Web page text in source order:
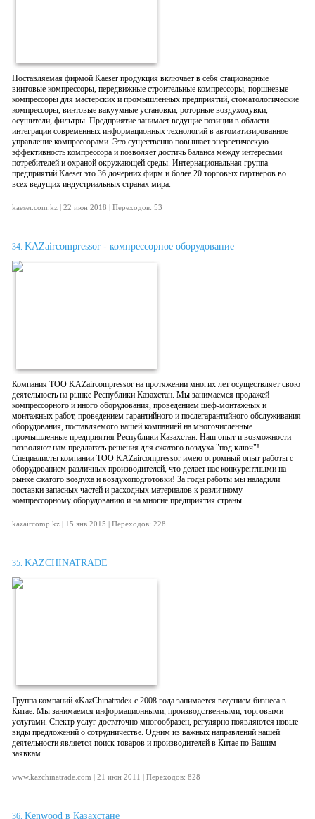
Поставляемая фирмой Kaeser продукция включает в себя стационарные
винтовые компрессоры, передвижные строительные компрессоры, поршневые
компрессоры для мастерских и промышленных предприятий, стоматологические
компрессоры, винтовые вакуумные установки, роторные воздуходувки,
осушители, фильтры. Предприятие занимает ведущие позиции в области
интеграции современных информационных технологий в автоматизированное
управление компрессорами. Это существенно повышает энергетическую
эффективность компрессора и позволяет достичь баланса между интересами
потребителей и охраной окружающей среды. Интернациональная группа
предприятий Kaeser это 36 дочерних фирм и более 20 торговых партнеров во
всех ведущих индустриальных странах мира.
kaeser.com.kz | 22 июн 2018 | Переходов: 53
34. KAZaircompressor - компрессорное оборудование
Компания ТОО KAZaircompressor на протяжении многих лет осуществляет свою
деятельность на рынке Республики Казахстан. Мы занимаемся продажей
компрессорного и иного оборудования, проведением шеф-монтажных и
монтажных работ, проведением гарантийного и послегарантийного обслуживания
оборудования, поставляемого нашей компанией на многочисленные
промышленные предприятия Республики Казахстан. Наш опыт и возможности
позволяют нам предлагать решения для сжатого воздуха "под ключ"!
Специалисты компании ТОО KAZaircompressor имею огромный опыт работы с
оборудованием различных производителей, что делает нас конкурентными на
рынке сжатого воздуха и воздухоподготовки! За годы работы мы наладили
поставки запасных частей и расходных материалов к различному
компрессорному оборудованию и на многие предприятия страны.
kazaircomp.kz | 15 янв 2015 | Переходов: 228
35. KAZCHINATRADE
Группа компаний «KazChinatrade» с 2008 года занимается ведением бизнеса в
Китае. Мы занимаемся информационными, производственными, торговыми
услугами. Спектр услуг достаточно многообразен, регулярно появляются новые
виды предложений о сотрудничестве. Одним из важных направлений нашей
деятельности является поиск товаров и производителей в Китае по Вашим
заявкам
www.kazchinatrade.com | 21 июн 2011 | Переходов: 828
36. Kenwood в Казахстане